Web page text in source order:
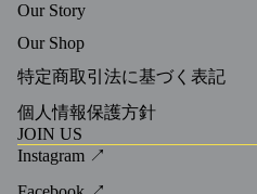
Our Story
Our Shop
特定商取引法に基づく表記
個人情報保護方針
JOIN US
Instagram ↗